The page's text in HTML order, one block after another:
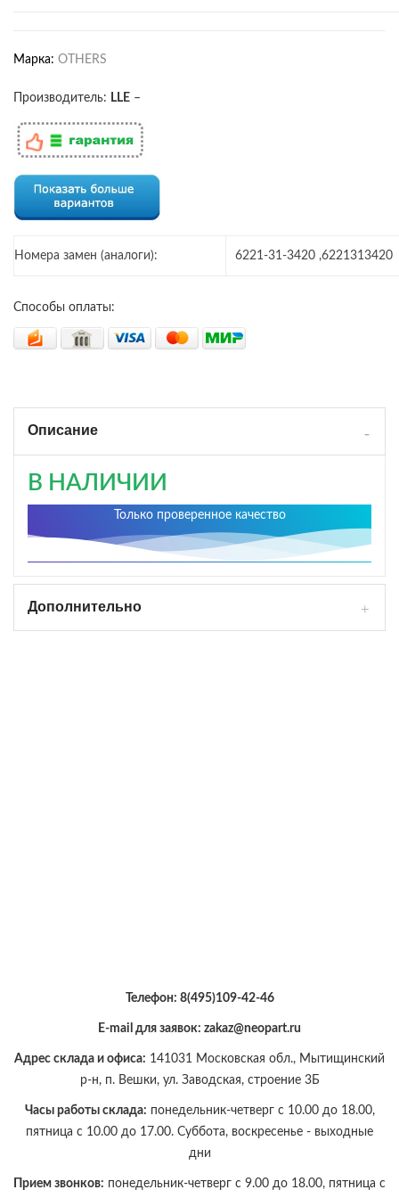
Марка: OTHERS
Производитель: LLE –
Номера замен (аналоги): 6221-31-3420 ,6221313420
Способы оплаты:
Описание
В НАЛИЧИИ
Только проверенное качество
Дополнительно
Телефон: 8(495)109-42-46
E-mail для заявок: zakaz@neopart.ru
Адрес склада и офиса: 141031 Московская обл., Мытищинский
р-н, п. Вешки, ул. Заводская, строение 3Б
Часы работы склада: понедельник-четверг с 10.00 до 18.00,
пятница с 10.00 до 17.00. Суббота, воскресенье - выходные
дни
Прием звонков: понедельник-четверг с 9.00 до 18.00, пятница с